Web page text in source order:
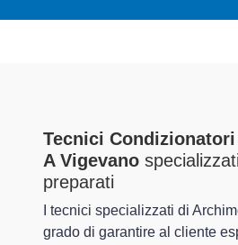
Tecnici
A Vigevano
preparati
I tecnici specializzati di
grado di garantire al cliente